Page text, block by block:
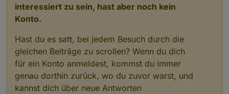
interessiert zu sein, hast aber noch kein
Konto.
Hast du es satt, bei jedem Besuch durch die
gleichen Beiträge zu scrollen? Wenn du dich
für ein Konto anmeldest, kommst du immer
genau dorthin zurück, wo du zuvor warst, und
kannst dich über neue Antworten